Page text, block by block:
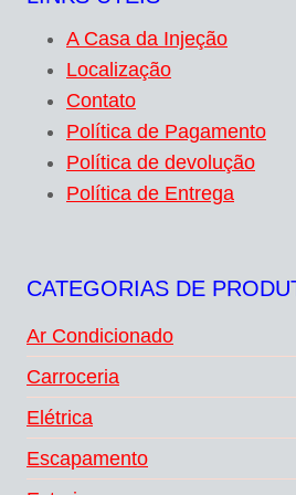
A Casa da Injeção
Localização
Contato
Política de Pagamento
Política de devolução
Política de Entrega
CATEGORIAS DE
Ar Condicionado
Carroceria
Elétrica
Escapamento